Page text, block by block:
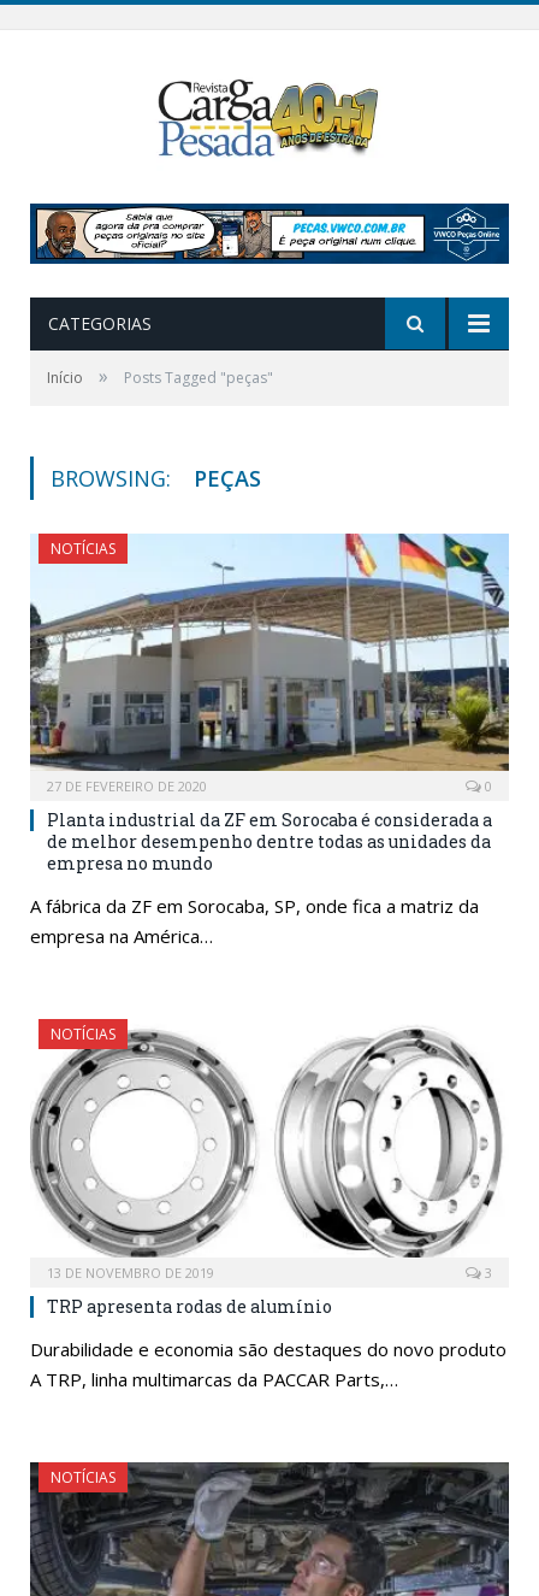
CATEGORIAS
Início » Posts Tagged "peças"
BROWSING: PEÇAS
NOTÍCIAS
27 DE FEVEREIRO DE 2020 0
Planta industrial da ZF em Sorocaba é considerada a
de melhor desempenho dentre todas as unidades da
empresa no mundo
A fábrica da ZF em Sorocaba, SP, onde fica a matriz da
empresa na América…
NOTÍCIAS
13 DE NOVEMBRO DE 2019 3
TRP apresenta rodas de alumínio
Durabilidade e economia são destaques do novo produto
A TRP, linha multimarcas da PACCAR Parts,…
NOTÍCIAS